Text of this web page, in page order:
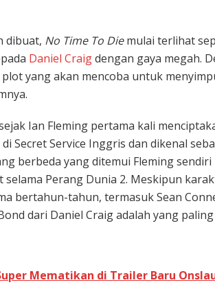
dibuat, No Time To Diemulai terlihat
Daniel Craigdengan gaya megah.
yang akan mencoba untuk
Ian Fleming pertama kali
Secret Service Inggris dan dikenal
berbeda yang ditemui Fleming sendiri
Perang Dunia 2. Meskipun
bertahun-tahun, termasuk Sean
dari Daniel Craig adalah yang
Mematikan di Trailer Baru